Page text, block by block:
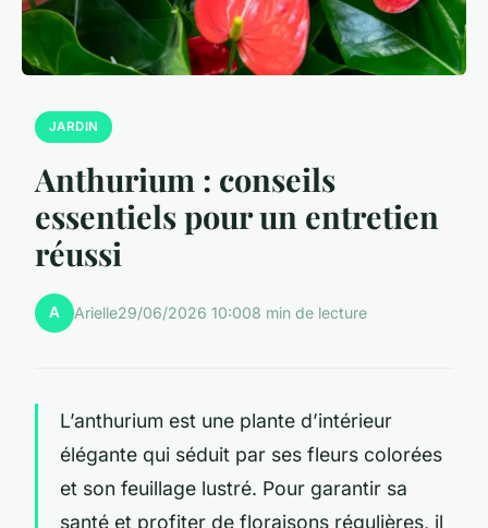
JARDIN
Anthurium : conseils
essentiels pour un entretien
réussi
A Arielle29/06/2026 10:008 min de lecture
L’anthurium est une plante d’intérieur
élégante qui séduit par ses fleurs colorées
et son feuillage lustré. Pour garantir sa
santé et profiter de floraisons régulières, il